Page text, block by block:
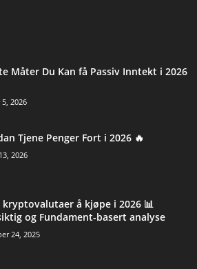
Måter Du Kan få Passiv Inntekt i 2026
2026
Tjene Penger Fort i 2026 🔥
2026
kryptovalutaer å kjøpe i 2026 📊
og Fundament-basert analyse
24, 2025